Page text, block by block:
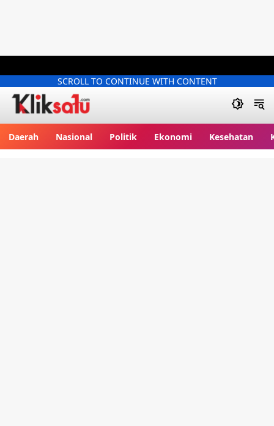
SCROLL TO CONTINUE WITH CONTENT
Daerah Nasional Politik Ekonomi Kesehatan